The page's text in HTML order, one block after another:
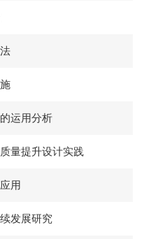
运用分析
量提升设计实践
用
发展研究